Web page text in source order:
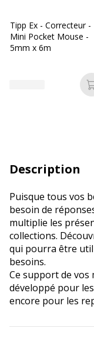
Tipp Ex - Correcteur -
Mini Pocket Mouse -
5mm x 6m
Description
Puisque tous vos
besoin de
multiplie les
collections.
qui pourra être
besoins.
Ce support de vos
développé pour
encore pour les